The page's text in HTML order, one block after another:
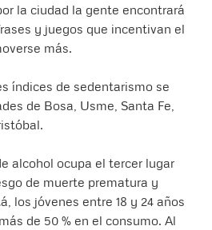
la ciudad la gente encontrará
y juegos que incentivan el
más.
índices de sedentarismo se
de Bosa, Usme, Santa Fe,
alcohol ocupa el tercer lugar
de muerte prematura y
los jóvenes entre 18 y 24 años
de 50 % en el consumo. Al